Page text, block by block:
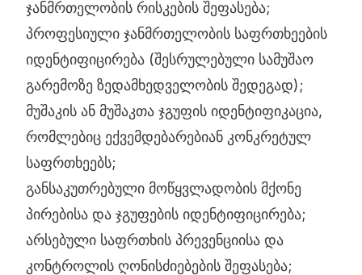
ჯანმრთელობის რისკების შეფასება;
პროფესიული ჯანმრთელობის საფრთხეების
იდენტიფიცირება (შესრულებული სამუშაო
გარემოზე ზედამხედველობის შედეგად);
მუშაკის ან მუშაკთა ჯგუფის იდენტიფიკაცია,
რომლებიც ექვემდებარებიან კონკრეტულ
საფრთხეებს;
განსაკუთრებული მოწყვლადობის მქონე
პირებისა და ჯგუფების იდენტიფიცირება;
არსებული საფრთხის პრევენციისა და
კონტროლის ღონისძიებების შეფასება;